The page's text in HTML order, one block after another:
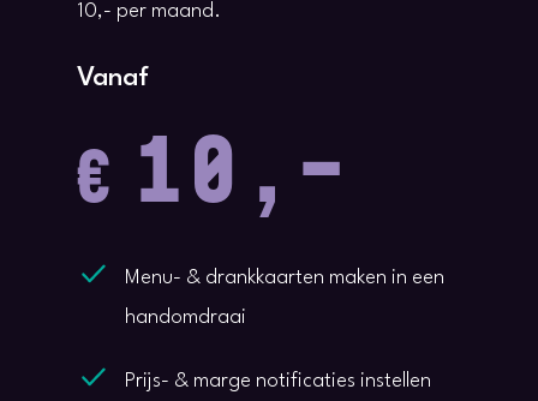
10,- per maand.
Vanaf
€ 10 , -
Menu- & drankkaarten maken in een
handomdraai
Prijs- & marge notificaties instellen